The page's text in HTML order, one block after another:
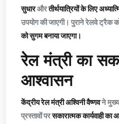
सुधारऔरतीर्थयात्रियों के लिए
उपयोग की जाएगी। पुराने रेलवे ट्रैक
को सुगम बनाया जाएगा।
रेल मंत्री का
आश्वासन
केंद्रीय रेल मंत्री अश्विनी वैष्णवने
प्रस्तावों परसकारात्मक कार्यवाही का